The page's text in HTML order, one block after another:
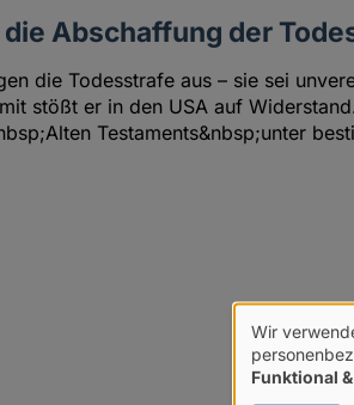
Abschaffung der
die Todesstrafe aus – sie sei
stößt er in den USA auf
Testaments&nbsp;unter
von
Wir
Funktional